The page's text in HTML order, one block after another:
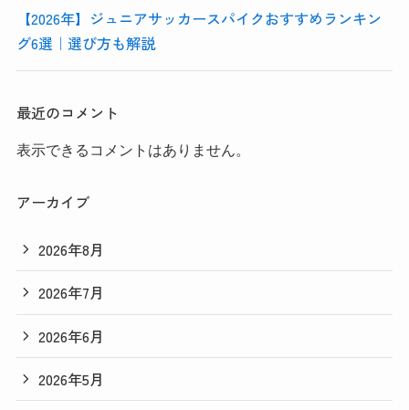
【2026年】ジュニアサッカースパイクおすすめランキン
グ6選｜選び方も解説
最近のコメント
表示できるコメントはありません。
アーカイブ
2026年8月
2026年7月
2026年6月
2026年5月